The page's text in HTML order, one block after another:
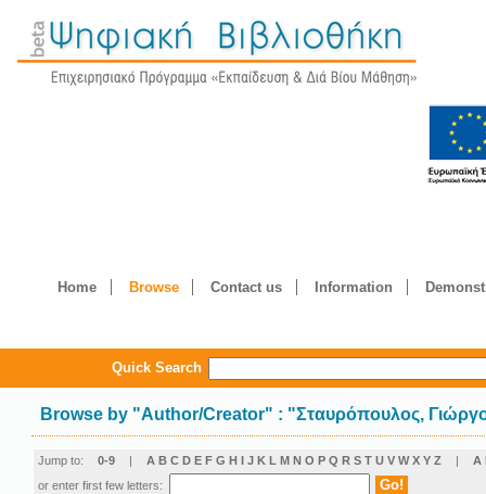
Home Browse Contact us Information
Quick Search
Browse by "Author/Creator" : "Σταυρόπουλος,
Jump to: 0-9 | A B C D E F G H I J K L M N O P Q R S T U V W X Y Z | Α
or enter first few letters: